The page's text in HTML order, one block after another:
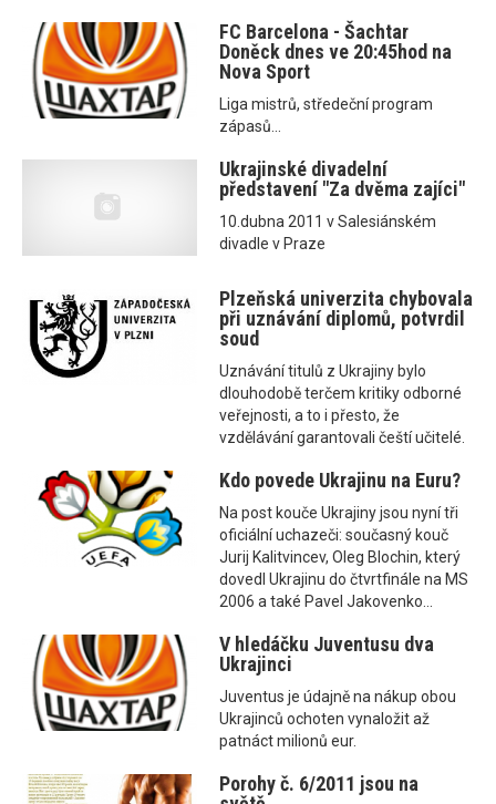
FC Barcelona - Šachtar
Doněck dnes ve 20:45hod na
Nova Sport
Liga mistrů, středeční program
zápasů...
Ukrajinské divadelní
představení "Za dvěma zajíci"
10.dubna 2011 v Salesiánském
divadle v Praze
Plzeňská univerzita chybovala
při uznávání diplomů, potvrdil
soud
Uznávání titulů z Ukrajiny bylo
dlouhodobě terčem kritiky odborné
veřejnosti, a to i přesto, že
vzdělávání garantovali čeští učitelé.
Kdo povede Ukrajinu na Euru?
Na post kouče Ukrajiny jsou nyní tři
oficiální uchazeči: současný kouč
Jurij Kalitvincev, Oleg Blochin, který
dovedl Ukrajinu do čtvrtfinále na MS
2006 a také Pavel Jakovenko...
V hledáčku Juventusu dva
Ukrajinci
Juventus je údajně na nákup obou
Ukrajinců ochoten vynaložit až
patnáct milionů eur.
Porohy č. 6/2011 jsou na